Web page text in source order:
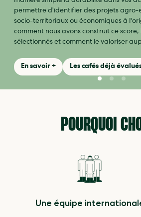
permettre d'identifier des projets agro-
socio-territoriaux ou économiques à
comment nous avons construit ce
sélectionnés et comment le valoriser
En savoir + Les cafés déjà
POURQUOI
Une équipe